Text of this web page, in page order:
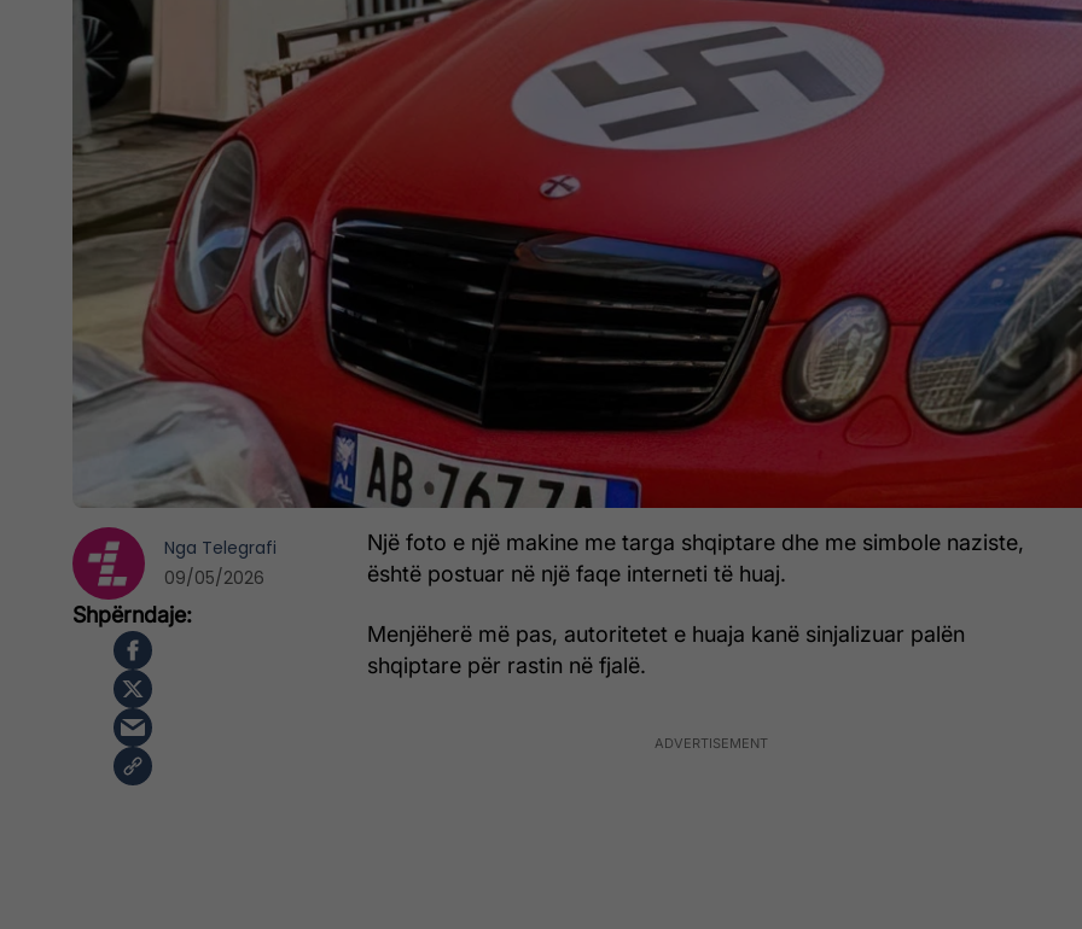
Një foto e një makine me targa shqiptare dhe me simbole naziste,
është postuar në një faqe interneti të huaj.
Menjëherë më pas, autoritetet e huaja kanë sinjalizuar palën
shqiptare për rastin në fjalë.
Nga Telegrafi
09/05/2026